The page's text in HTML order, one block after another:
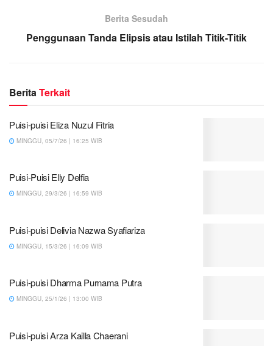
Berita Sesudah
Penggunaan Tanda Elipsis atau Istilah Titik-Titik
BeritaTerkait
Puisi-puisi Eliza Nuzul Fitria
MINGGU, 05/7/26 | 16:25 WIB
Puisi-Puisi Elly Delfia
MINGGU, 29/3/26 | 16:59 WIB
Puisi-puisi Delivia Nazwa Syafiariza
MINGGU, 15/3/26 | 16:09 WIB
Puisi-puisi Dharma Purnama Putra
MINGGU, 25/1/26 | 13:00 WIB
Puisi-puisi Arza Kailla Chaerani